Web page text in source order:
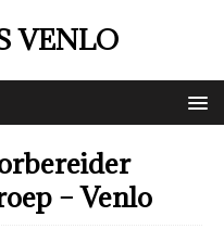
VENLO
– Venlo